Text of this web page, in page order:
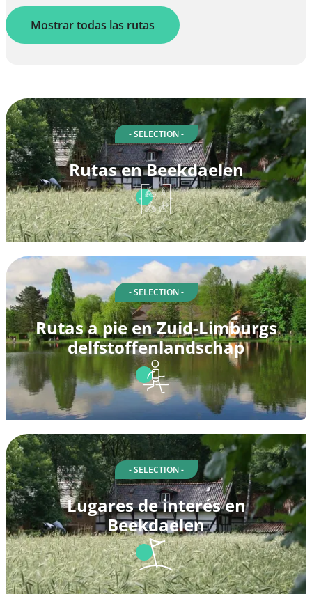
Mostrar todas las rutas
- SELECTION -
Rutas en Beekdaelen
- SELECTION -
Rutas a pie en Zuid-Limburgs
delfstoffenlandschap
- SELECTION -
Lugares de interés en
Beekdaelen